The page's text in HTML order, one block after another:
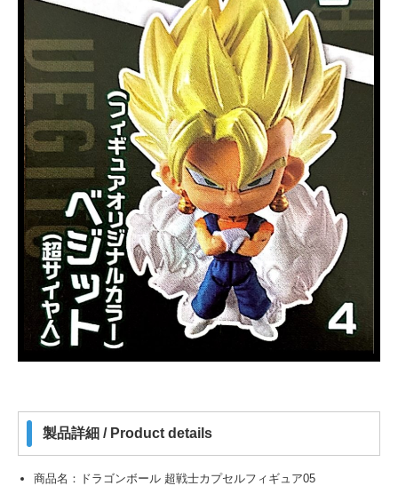
製品詳細 / Product details
商品名：ドラゴンボール 超戦士カプセルフィギュア05